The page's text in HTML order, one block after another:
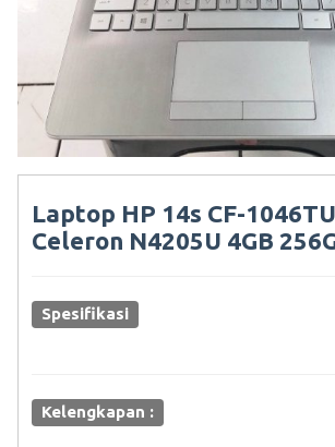
Laptop HP 14s CF-
Celeron N4205U 4GB
Spesifikasi
Kelengkapan :